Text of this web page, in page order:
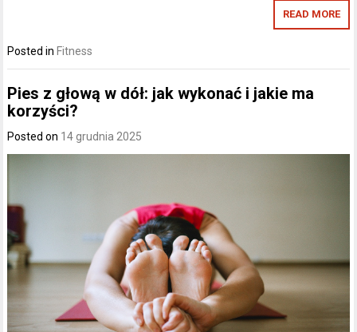
READ MORE
Posted inFitness
Pies z głową w dół: jak wykonać i jakie ma
korzyści?
Posted on 14 grudnia 2025